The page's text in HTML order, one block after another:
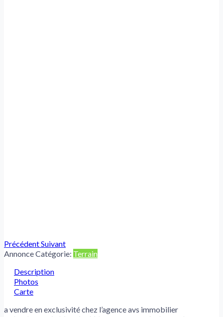
PrécédentSuivant
Annonce Catégorie: Terrain
Description
Photos
Carte
a vendre en exclusivité chez l’agence avs immobilier